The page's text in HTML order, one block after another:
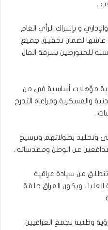
.
و بإشراك الرأي العام
عاشها لضمان تحقيق جميع
للمتورطين بسرقة المال
مؤهلات أساسية في من
والعسكرية ومراعاة التدرج
.
وتخليد بطولاتهم وترسيخ
عن الوطن ومقدساته .
تنطلق من سيادة عراقية
، ويكون العراق حلقة
وطنية تجمع العراقيين